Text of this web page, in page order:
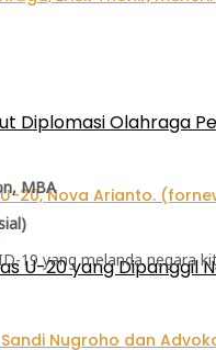
Diplomasi Olahraga
U-20 yang Dipanggil
MBA
19 yang melanda negara